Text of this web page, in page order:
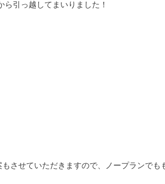
引っ越してまいりました！
させていただきますので、ノープランでも